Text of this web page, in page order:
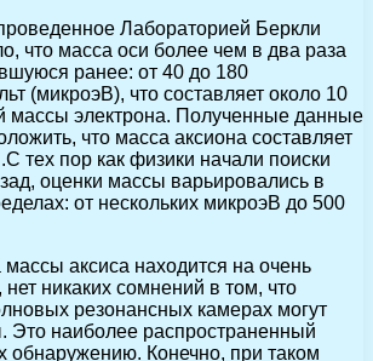
Лабораторией Беркли
что масса оси более чем в два раза
ранее: от 40 до 180
(микроэВ), что составляет около 10
массы электрона. Полученные данные
что масса аксиона составляет
тех пор как физики начали поиски
оценки массы варьировались в
от нескольких микроэВ до 500
массы аксиса находится на очень
никаких сомнений в том, что
резонансных камерах могут
Это наиболее распространенный
обнаружению. Конечно, при таком